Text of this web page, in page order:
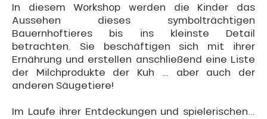
In diesem Workshop werden die Kinder das
Aussehen dieses symbolträchtigen
Bauernhoftieres bis ins kleinste Detail
betrachten. Sie beschäftigen sich mit ihrer
Ernährung und erstellen anschließend eine Liste
der Milchprodukte der Kuh … aber auch der
anderen Säugetiere!
Im Laufe ihrer Entdeckungen und spielerischen...